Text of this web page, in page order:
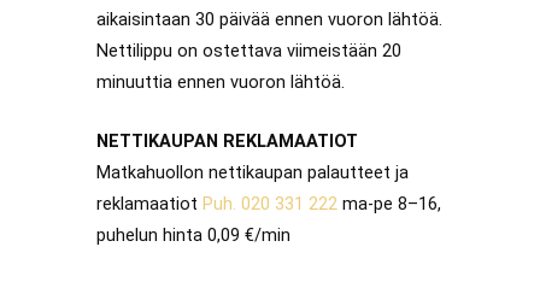
aikaisintaan 30 päivää ennen vuoron lähtöä.
Nettilippu on ostettava viimeistään 20
minuuttia ennen vuoron lähtöä.
NETTIKAUPAN REKLAMAATIOT
Matkahuollon nettikaupan palautteet ja
reklamaatiot Puh. 020 331 222 ma-pe 8–16,
puhelun hinta 0,09 €/min